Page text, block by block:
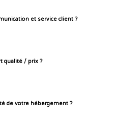
et service client ?
qualité / prix ?
de votre hébergement ?